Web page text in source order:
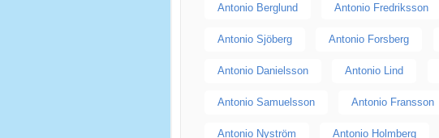
Antonio Berglund Antonio Fredriksson
Antonio Sjöberg Antonio Forsberg
Antonio Danielsson Antonio Lind
Antonio Samuelsson Antonio Fransson
Antonio Nyström Antonio Holmberg